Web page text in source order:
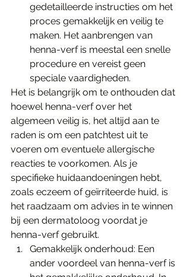
gedetailleerde instructies om het
proces gemakkelijk en veilig te
maken. Het aanbrengen van
henna-verf is meestal een snelle
procedure en vereist geen
speciale vaardigheden.
Het is belangrijk om te onthouden dat
hoewel henna-verf over het
algemeen veilig is, het altijd aan te
raden is om een patchtest uit te
voeren om eventuele allergische
reacties te voorkomen. Als je
specifieke huidaandoeningen hebt,
zoals eczeem of geïrriteerde huid, is
het raadzaam om advies in te winnen
bij een dermatoloog voordat je
henna-verf gebruikt.
Gemakkelijk onderhoud: Een
ander voordeel van henna-verf is